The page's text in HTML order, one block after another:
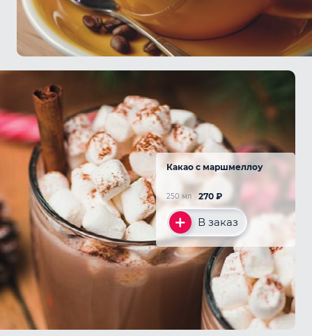
Какао с маршмеллоу
270 ₽
250 мл
В заказ